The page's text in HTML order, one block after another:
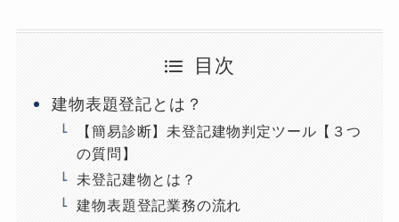
目次
建物表題登記とは？
【簡易診断】未登記建物判定ツール【３つ
の質問】
未登記建物とは？
建物表題登記業務の流れ